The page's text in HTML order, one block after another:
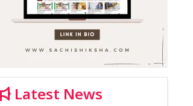
Latest News